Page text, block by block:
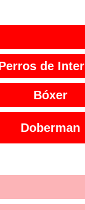
de
Bóxer
Doberman